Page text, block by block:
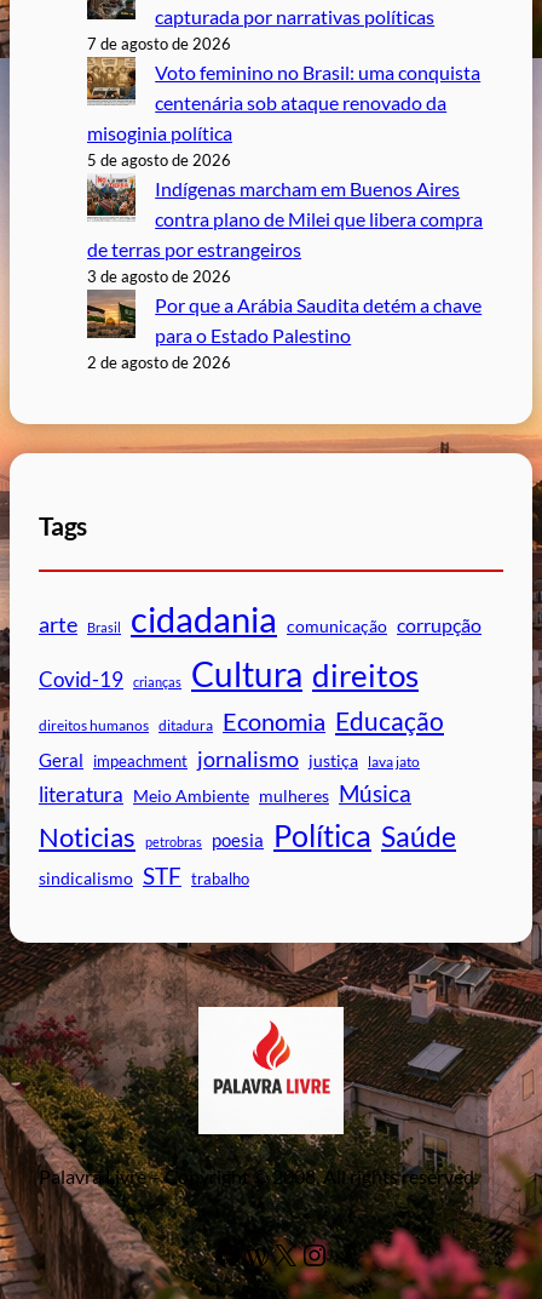
capturada por narrativas políticas
7 de agosto de 2026
Voto feminino no Brasil: uma conquista
centenária sob ataque renovado da
misoginia política
5 de agosto de 2026
Indígenas marcham em Buenos Aires
contra plano de Milei que libera compra
de terras por estrangeiros
3 de agosto de 2026
Por que a Arábia Saudita detém a chave
para o Estado Palestino
2 de agosto de 2026
Tags
arte Brasil cidadania comunicação corrupção
Covid-19 crianças Cultura direitos
direitos humanos ditadura Economia Educação
Geral impeachment jornalismo justiça lava jato
literatura Meio Ambiente mulheres Música
Noticias petrobras poesia Política Saúde
sindicalismo STF trabalho
Palavra Livre – Copyright © 2008. All rights reserved.
Facebook WordPress # Instagram